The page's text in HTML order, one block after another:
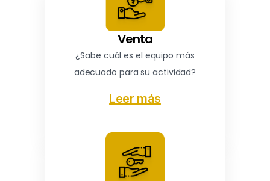
Venta
¿Sabe cuál es el equipo más
adecuado para su actividad?
Leer más